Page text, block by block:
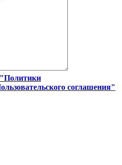
"Политики
соглашения"